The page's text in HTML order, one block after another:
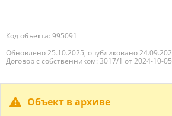
Код объекта: 995091
Обновлено 25.10.2025, опубликовано
Договор с собственником: 3017/1 от 2024-10-05
Объект в архиве